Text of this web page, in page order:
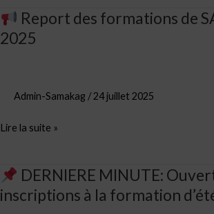
Report des formations de
2025
Admin-Samakag /24 juillet 2025
Report
2025
Lire la suite »
DERNIERE MINUTE:
inscriptions à la formation
DERNIERE